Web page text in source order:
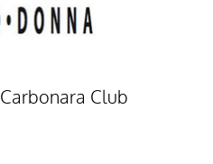
Carbonara Club